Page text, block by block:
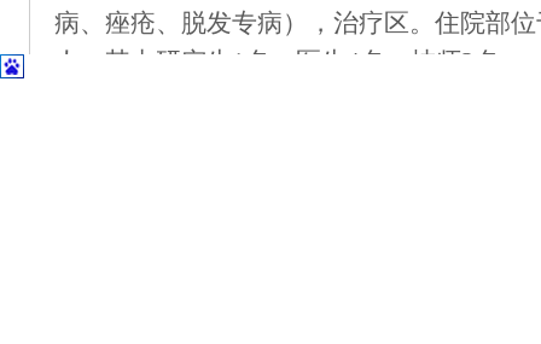
病、痤疮、脱发专病），治疗区。 住院部
人，其中 研究生 1 名 医生 4名，技师2名